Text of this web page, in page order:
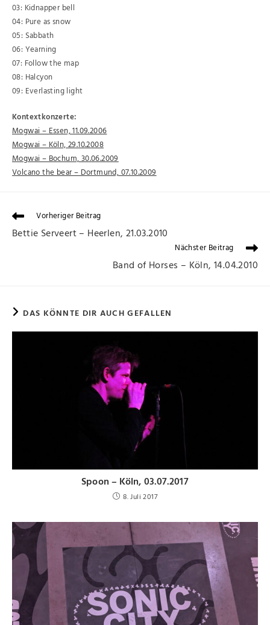
03: Kidnapper bell
04: Pure as snow
05: Sabbath
06: Yearning
07: Follow the map
08: Halcyon
09: Everlasting light
Kontextkonzerte:
Mogwai – Essen, 11.09.2006
Mogwai – Köln, 29.10.2008
Mogwai – Bochum, 30.06.2009
Volcano the bear – Dortmund, 07.10.2009
Vorheriger Beitrag
Bettie Serveert – Heerlen, 21.03.2010
Nächster Beitrag
Band of Horses – Köln, 14.04.2010
DAS KÖNNTE DIR AUCH GEFALLEN
Spoon – Köln, 03.07.2017
8. Juli 2017